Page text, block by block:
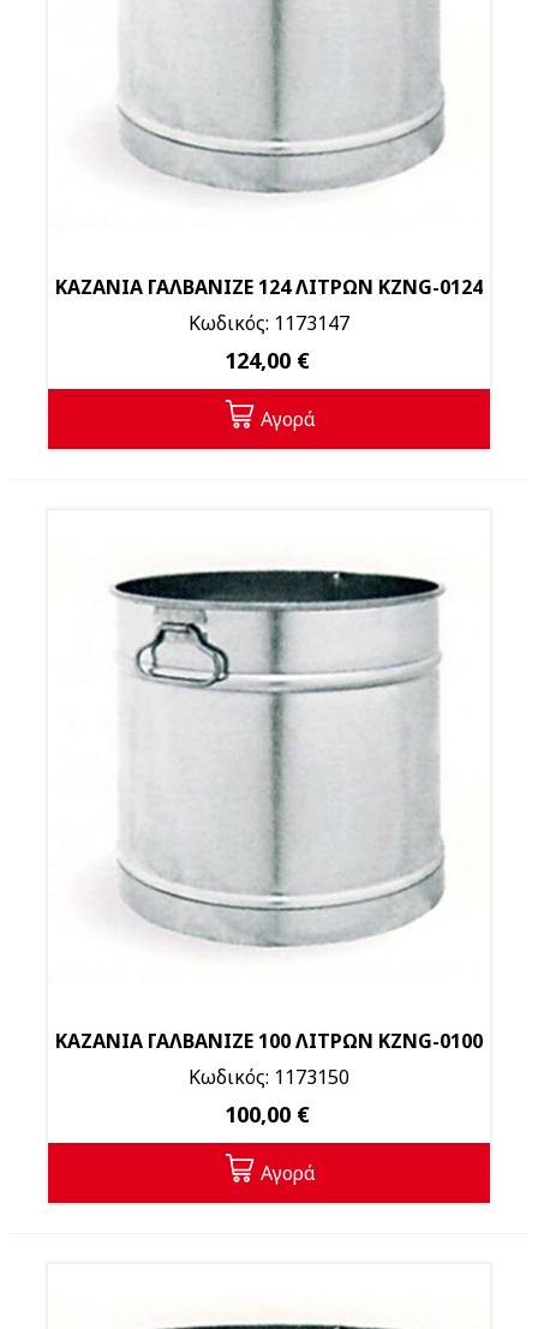
ΚΑΖΑΝΙΑ ΓΑΛΒΑΝΙΖΕ 124 ΛΙΤΡΩΝ KZNG-0124
Κωδικός: 1173147
124,00 €
Αγορά
ΚΑΖΑΝΙΑ ΓΑΛΒΑΝΙΖΕ 100 ΛΙΤΡΩΝ KZNG-0100
Κωδικός: 1173150
100,00 €
Αγορά